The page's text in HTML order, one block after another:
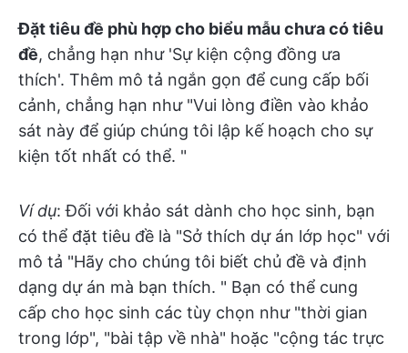
Đặt tiêu đề phù hợp cho biểu mẫu chưa có tiêu
đề, chẳng hạn như 'Sự kiện cộng đồng ưa
thích'. Thêm mô tả ngắn gọn để cung cấp bối
cảnh, chẳng hạn như "Vui lòng điền vào khảo
sát này để giúp chúng tôi lập kế hoạch cho sự
kiện tốt nhất có thể. "
Ví dụ: Đối với khảo sát dành cho học sinh, bạn
có thể đặt tiêu đề là "Sở thích dự án lớp học" với
mô tả "Hãy cho chúng tôi biết chủ đề và định
dạng dự án mà bạn thích. " Bạn có thể cung
cấp cho học sinh các tùy chọn như "thời gian
trong lớp", "bài tập về nhà" hoặc "cộng tác trực